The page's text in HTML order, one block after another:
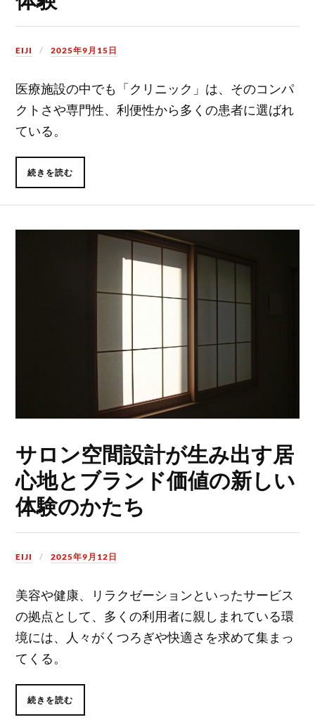
EIJI 2025年9月15日
医療施設の中でも「クリニック」は、そのコンパ
クトさや専門性、利便性から多くの患者に選ばれ
ている。
続きを読む
サロン空間設計が生み出す居
心地とブランド価値の新しい
体験のかたち
EIJI 2025年9月12日
美容や健康、リラクゼーションといったサービス
の拠点として、多くの利用者に親しまれている環
境には、人々がくつろぎや快適さを求めて集まっ
てくる。
続きを読む